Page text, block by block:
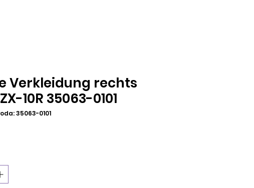
Verkleidung rechts
10R 35063-0101
35063-0101